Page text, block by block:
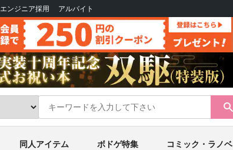
エンジニア採用 アルバイト
同人アイテム ボドゲ特集 コミック・ラノベ